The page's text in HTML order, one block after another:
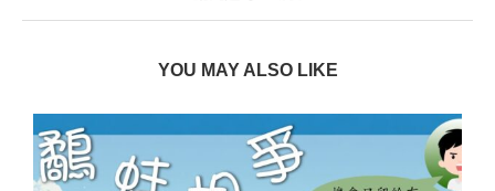
YOU MAY ALSO LIKE